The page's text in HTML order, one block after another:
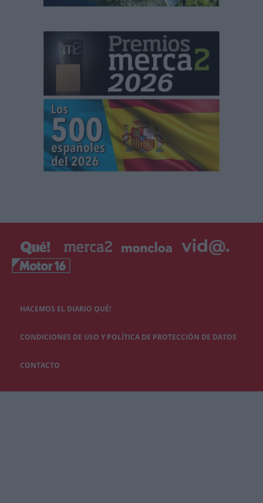
HACEMOS EL DIARIO QUÉ!
CONDICIONES DE USO Y POLÍTICA DE PROTECCIÓN DE DATOS
CONTACTO